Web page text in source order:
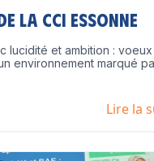
la CCI Essonne
lucidité et ambition :
environnement marqué
Lire la